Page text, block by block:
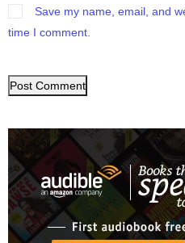
Save my name, email, and
time I comment.